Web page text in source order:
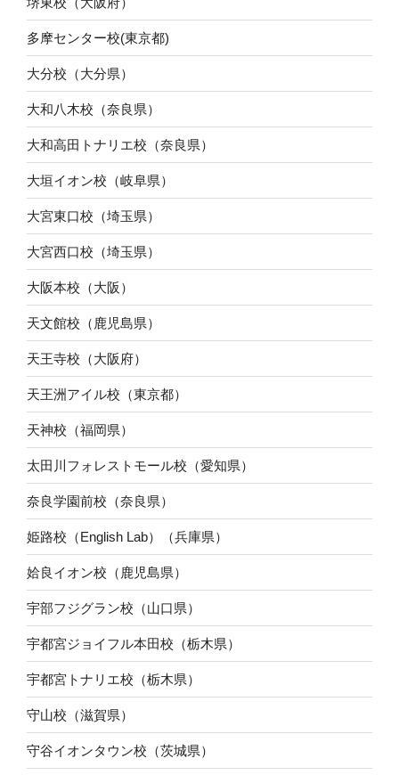
多摩センター校(東京都)
大分校（大分県）
大和八木校（奈良県）
大和高田トナリエ校（奈良県）
大垣イオン校（岐阜県）
大宮東口校（埼玉県）
大宮西口校（埼玉県）
大阪本校（大阪）
天文館校（鹿児島県）
天王寺校（大阪府）
天王洲アイル校（東京都）
天神校（福岡県）
太田川フォレストモール校（愛知県）
奈良学園前校（奈良県）
姫路校（English Lab）（兵庫県）
姶良イオン校（鹿児島県）
宇部フジグラン校（山口県）
宇都宮ジョイフル本田校（栃木県）
宇都宮トナリエ校（栃木県）
守山校（滋賀県）
守谷イオンタウン校（茨城県）